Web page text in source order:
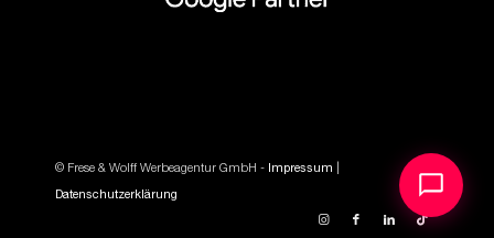
© Frese & Wolff Werbeagentur GmbH - Impressum
Datenschutzerklärung